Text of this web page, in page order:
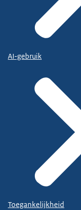
AI-gebruik
Toegankelijkheid